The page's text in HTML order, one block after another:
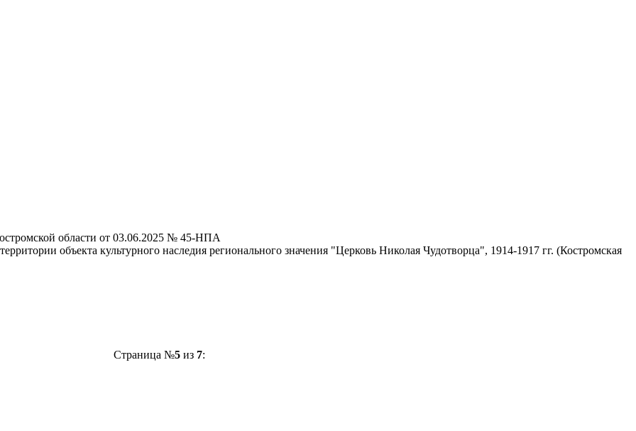
области от 03.06.2025 № 45-НПА
объекта культурного наследия регионального значения "Церковь Николая Чудотворца", 1914-1917 гг. (Костромская
Страница №5из 7: